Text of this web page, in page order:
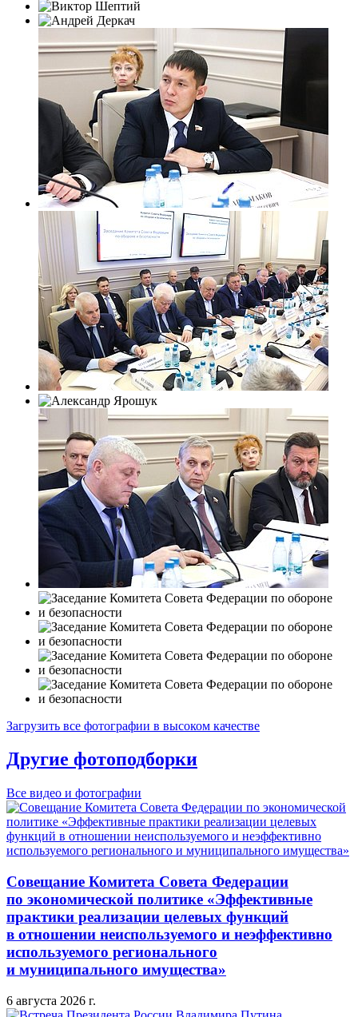
Загрузить все фотографии в высоком качестве
Другие фотоподборки
Все видео и фотографии
Совещание Комитета Совета Федерации
по экономической политике «Эффективные
практики реализации целевых функций
в отношении неиспользуемого и неэффективно
используемого регионального
и муниципального имущества»
6 августа 2026 г.